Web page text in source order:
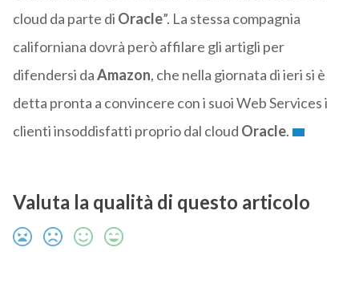
cloud da parte di Oracle”. La stessa compagnia
californiana dovrà però affilare gli artigli per
difendersi daAmazon, che nella giornata di ieri si è
detta pronta a convincere con i suoi Web Services i
clienti insoddisfatti proprio dal cloud Oracle.
Valuta la qualità di questo articolo